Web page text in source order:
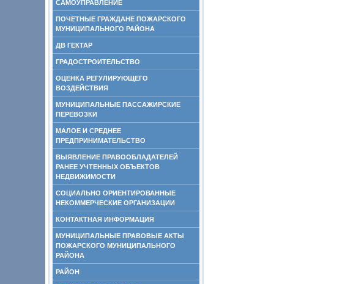
САМОУПРАВЛЕНИЕ
ПОЧЕТНЫЕ ГРАЖДАНЕ ПОЖАРСКОГО
МУНИЦИПАЛЬНОГО РАЙОНА
ДВ ГЕКТАР
ГРАДОСТРОИТЕЛЬСТВО
ОЦЕНКА РЕГУЛИРУЮЩЕГО
ВОЗДЕЙСТВИЯ
МУНИЦИПАЛЬНЫЕ ПАССАЖИРСКИЕ
ПЕРЕВОЗКИ
МАЛОЕ И СРЕДНЕЕ
ПРЕДПРИНИМАТЕЛЬСТВО
ВЫЯВЛЕНИЕ ПРАВООБЛАДАТЕЛЕЙ
РАНЕЕ УЧТЕННЫХ ОБЪЕКТОВ
НЕДВИЖИМОСТИ
СОЦИАЛЬНО ОРИЕНТИРОВАННЫЕ
НЕКОММЕРЧЕСКИЕ ОРГАНИЗАЦИИ
КОНТАКТНАЯ ИНФОРМАЦИЯ
МУНИЦИПАЛЬНЫЕ ПРАВОВЫЕ АКТЫ
ПОЖАРСКОГО МУНИЦИПАЛЬНОГО
РАЙОНА
РАЙОН